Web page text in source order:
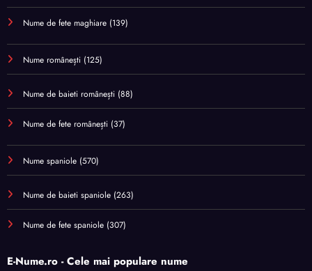
Nume de fete maghiare (139)
Nume românești (125)
Nume de baieti românești (88)
Nume de fete românești (37)
Nume spaniole (570)
Nume de baieti spaniole (263)
Nume de fete spaniole (307)
E-Nume.ro - Cele mai populare nume